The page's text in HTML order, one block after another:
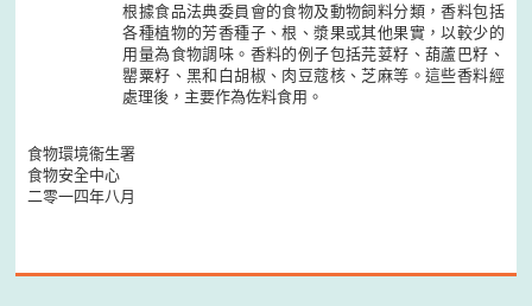
根據食品法典委員會的食物及動物飼料分類，香料包括
各種植物的芳香種子、根、漿果或其他果實，以較少的
用量為食物調味。香料的例子包括芫荽籽、葫蘆巴籽、
罌粟籽、黑和白胡椒、肉豆蔻核、芝麻等。這些香料經
處理後，主要作為佐料食用。
食物環境衞生署
食物安全中心
二零一四年八月